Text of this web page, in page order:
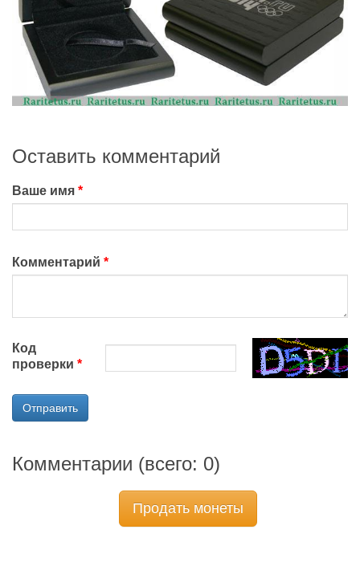
Оставить комментарий
Ваше имя
Комментарий
Код
проверки
Отправить
Комментарии (всего: 0)
Продать монеты